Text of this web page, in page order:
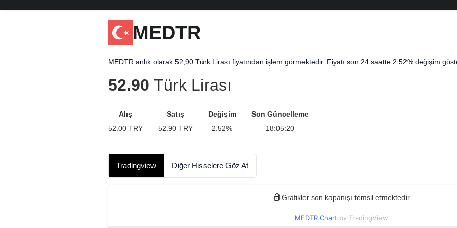
MEDTR
MEDTR anlık olarak 52,90 Türk Lirası fiyatından işlem görmektedir. Fiyatı son 24 saatte 2.52% değişim
52.90 Türk Lirası
Alış
52.00 TRY
Satış
52.90 TRY
Değişim
2.52%
Son Güncelleme
18:05:20
Tradingview Diğer Hisselere Göz At
Grafikler son kapanışı temsil etmektedir.
MEDTR Chart by TradingView